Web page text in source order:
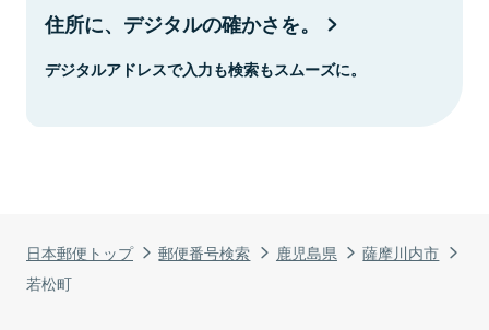
日本郵便トップ 郵便番号検索 鹿児島県
薩摩川内市
若松町
住所に、デジタルの確かさを。
デジタルアドレスで入力も検索もスムーズに。